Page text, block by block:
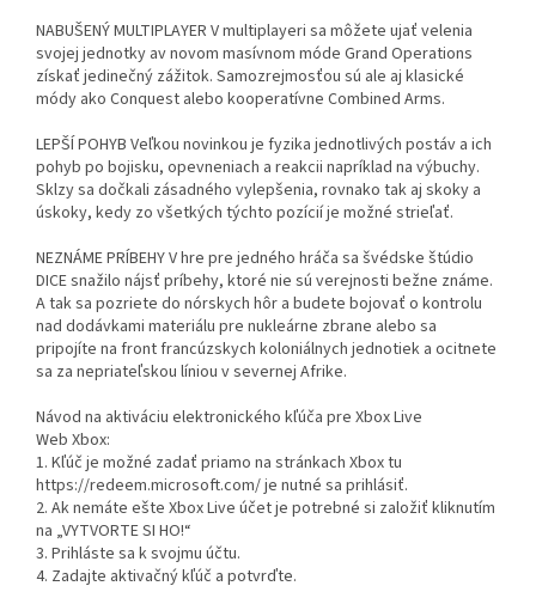
NABUŠENÝ MULTIPLAYER V multiplayeri sa môžete ujať velenia
svojej jednotky av novom masívnom móde Grand Operations
získať jedinečný zážitok. Samozrejmosťou sú ale aj klasické
módy ako Conquest alebo kooperatívne Combined Arms.
LEPŠÍ POHYB Veľkou novinkou je fyzika jednotlivých postáv a ich
pohyb po bojisku, opevneniach a reakcii napríklad na výbuchy.
Sklzy sa dočkali zásadného vylepšenia, rovnako tak aj skoky a
úskoky, kedy zo všetkých týchto pozícií je možné strieľať.
NEZNÁME PRÍBEHY V hre pre jedného hráča sa švédske štúdio
DICE snažilo nájsť príbehy, ktoré nie sú verejnosti bežne známe.
A tak sa pozriete do nórskych hôr a budete bojovať o kontrolu
nad dodávkami materiálu pre nukleárne zbrane alebo sa
pripojíte na front francúzskych koloniálnych jednotiek a ocitnete
sa za nepriateľskou líniou v severnej Afrike.
Návod na aktiváciu elektronického kľúča pre Xbox Live
Web Xbox:
1. Kľúč je možné zadať priamo na stránkach Xbox tu
https://redeem.microsoft.com/ je nutné sa prihlásiť.
2. Ak nemáte ešte Xbox Live účet je potrebné si založiť kliknutím
na „VYTVORTE SI HO!“
3. Prihláste sa k svojmu účtu.
4. Zadajte aktivačný kľúč a potvrďte.